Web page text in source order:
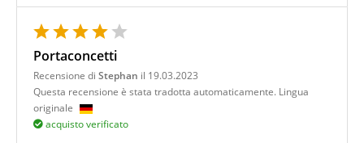
Portaconcetti
Recensione di Stephan il 19.03.2023
Questa recensione è stata tradotta automaticamente. Lingua
originale
acquisto verificato